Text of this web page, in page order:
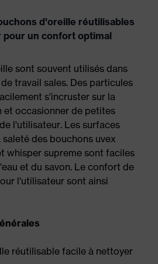
d'oreille réutilisables
un confort optimal
sont souvent utilisés dans
travail sales. Des particules
s'incruster sur la
et occasionner de petites
l'utilisateur. Les surfaces
des bouchons uvex
whisper supreme sont faciles
et du savon. Le confort de
l'utilisateur sont ainsi
réutilisable facile à nettoyer